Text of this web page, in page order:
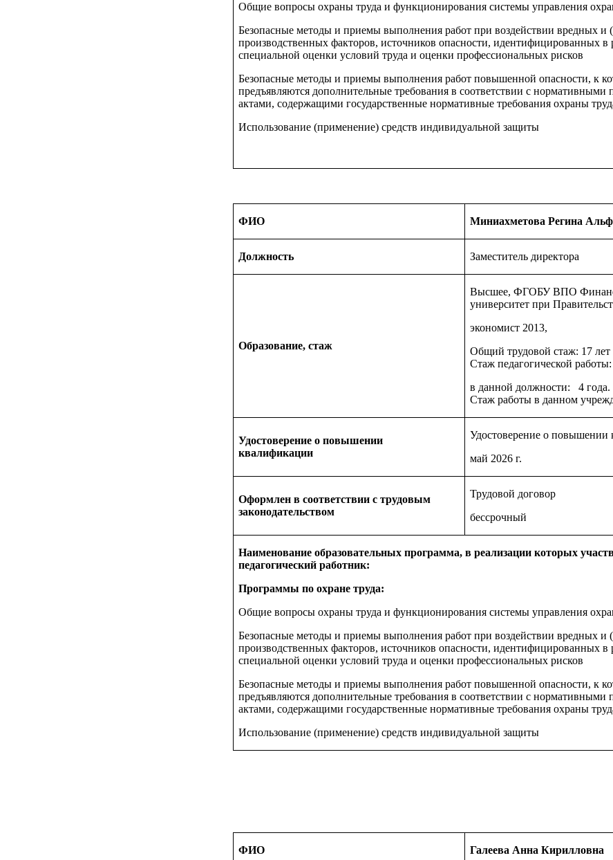
Общие вопросы охраны труда и функционирования системы управления
Безопасные методы и приемы выполнения работ при воздействии вредных и
производственных факторов, источников опасности, идентифицированных в
специальной оценки условий труда и оценки профессиональных рисков
Безопасные методы и приемы выполнения работ повышенной опасности, к
предъявляются дополнительные требования в соответствии с нормативными
актами, содержащими государственные нормативные требования охраны
Использование (применение) средств индивидуальной защиты
ФИО Миниахметова Регина
Должность Заместитель директора
Образование, стаж
Высшее, ФГОБУ ВПО
университет при
экономист 2013,
Общий трудовой стаж: 17 лет
Стаж педагогической
в данной должности: 4 года.
Стаж работы в данном
Удостоверение о повышении
квалификации
Удостоверение о повышении
май 2026 г.
Оформлен в соответствии с трудовым
законодательством
Трудовой договор
бессрочный
Наименование образовательных программа, в реализации которых
педагогический работник:
Программы по охране труда:
Общие вопросы охраны труда и функционирования системы управления
Безопасные методы и приемы выполнения работ при воздействии вредных и
производственных факторов, источников опасности, идентифицированных в
специальной оценки условий труда и оценки профессиональных рисков
Безопасные методы и приемы выполнения работ повышенной опасности, к
предъявляются дополнительные требования в соответствии с нормативными
актами, содержащими государственные нормативные требования охраны
Использование (применение) средств индивидуальной защиты
ФИО Галеева Анна Кирилловна